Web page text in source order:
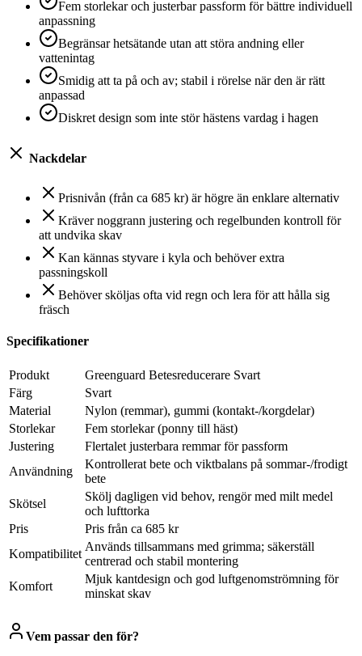
Fem storlekar och justerbar passform för bättre individuell
anpassning
Begränsar hetsätande utan att störa andning eller
vattenintag
Smidig att ta på och av; stabil i rörelse när den är rätt
anpassad
Diskret design som inte stör hästens vardag i hagen
Nackdelar
Prisnivån (från ca 685 kr) är högre än enklare alternativ
Kräver noggrann justering och regelbunden kontroll för
att undvika skav
Kan kännas styvare i kyla och behöver extra
passningskoll
Behöver sköljas ofta vid regn och lera för att hålla sig
fräsch
Specifikationer
Produkt
Greenguard Betesreducerare Svart
Färg
Svart
Material
Nylon (remmar), gummi (kontakt-/korgdelar)
Storlekar
Fem storlekar (ponny till häst)
Justering
Flertalet justerbara remmar för passform
Användning
Kontrollerat bete och viktbalans på sommar-/frodigt
bete
Skötsel
Skölj dagligen vid behov, rengör med milt medel
och lufttorka
Pris
Pris från ca 685 kr
Kompatibilitet
Används tillsammans med grimma; säkerställ
centrerad och stabil montering
Komfort
Mjuk kantdesign och god luftgenomströmning för
minskat skav
Vem passar den för?